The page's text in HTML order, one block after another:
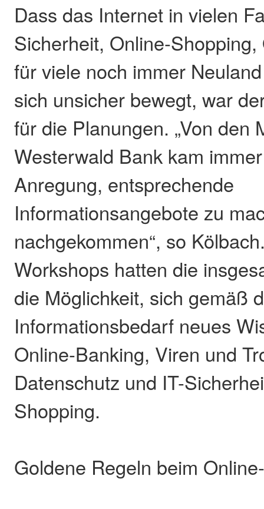
Dass das Internet in vielen
Sicherheit, Online-
für viele noch immer
sich unsicher bewegt, war
für die Planungen. „Von den
Westerwald Bank kam
Anregung, entsprechende
Informationsangebote zu
nachgekommen“, so
Workshops hatten die
die Möglichkeit, sich gemäß
Informationsbedarf neues
Online-Banking, Viren und
Datenschutz und IT-
Shopping.
Goldene Regeln beim